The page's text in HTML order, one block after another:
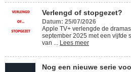
Verlengd of stopgezet?
Datum: 25/07/2026
Apple TV+ verlengde de
september 2025 met een vijfde
van ... Lees meer
Nog een nieuwe serie